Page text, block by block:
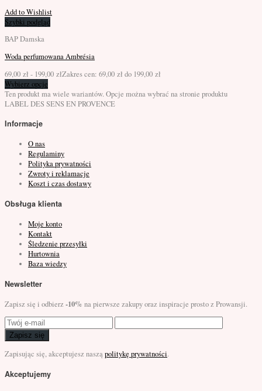
Add to Wishlist
Szybki podgląd
BAP Damska
Woda perfumowana Ambrésia
69,00 zł - 199,00 złZakres cen: 69,00 zł do 199,00 zł
Wybierz opcje
Ten produkt ma wiele wariantów. Opcje można wybrać na stronie produktu
LABEL DES SENS EN PROVENCE
Informacje
O nas
Regulaminy
Polityka prywatności
Zwroty i reklamacje
Koszt i czas dostawy
Obsługa klienta
Moje konto
Kontakt
Śledzenie przesyłki
Hurtownia
Baza wiedzy
Newsletter
Zapisz się i odbierz -10% na pierwsze zakupy oraz inspiracje prosto z Prowansji.
Zapisz się
Zapisując się, akceptujesz nasząpolitykę prywatności.
Akceptujemy